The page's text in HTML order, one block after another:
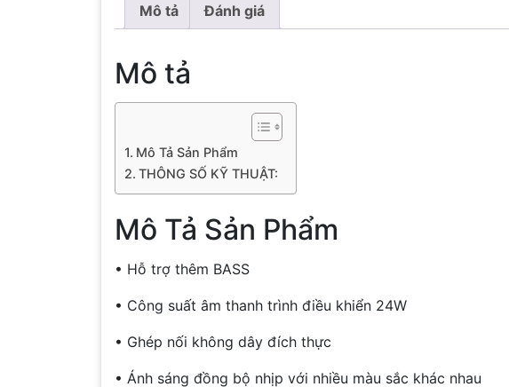
Mô tả Đánh giá
Mô tả
Mô Tả Sản Phẩm
THÔNG SỐ KỸ THUẬT:
Mô Tả Sản Phẩm
• Hỗ trợ thêm BASS
• Công suất âm thanh trình điều khiển 24W
• Ghép nối không dây đích thực
• Ánh sáng đồng bộ nhịp với nhiều màu sắc khác nhau